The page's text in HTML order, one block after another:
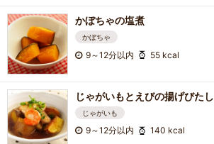
かぼちゃの塩煮
かぼちゃ
9～12分以内 55 kcal
じゃがいもとえびの揚げびたし
じゃがいも
9～12分以内 140 kcal